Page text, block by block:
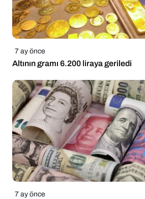
7 ay önce
Altının gramı 6.200 liraya geriledi
7 ay önce